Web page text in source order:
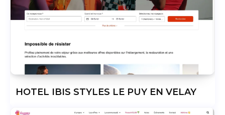
HOTEL IBIS STYLES LE PUY EN VELAY